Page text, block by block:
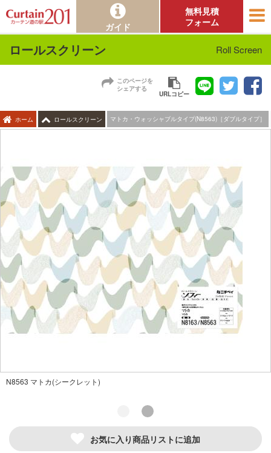
ガイド
無料見積
フォーム
ロールスクリーン Roll Screen
このページを
シェアする
URLコピー
ホーム ロールスクリーン マトカ・ウォッシャブルタイプ(N8563)［ダブルタイプ］
N8563 マトカ(シークレット)
お気に入り商品リストに追加